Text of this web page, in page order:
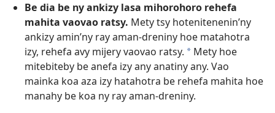
Be dia be ny ankizy lasa mihorohoro rehefa
mahita vaovao ratsy. Mety tsy hotenitenenin’ny
ankizy amin’ny ray aman-dreniny hoe matahotra
izy, rehefa avy mijery vaovao ratsy. a Mety hoe
mitebiteby be anefa izy any anatiny any. Vao
mainka koa aza izy hatahotra be rehefa mahita hoe
manahy be koa ny ray aman-dreniny.